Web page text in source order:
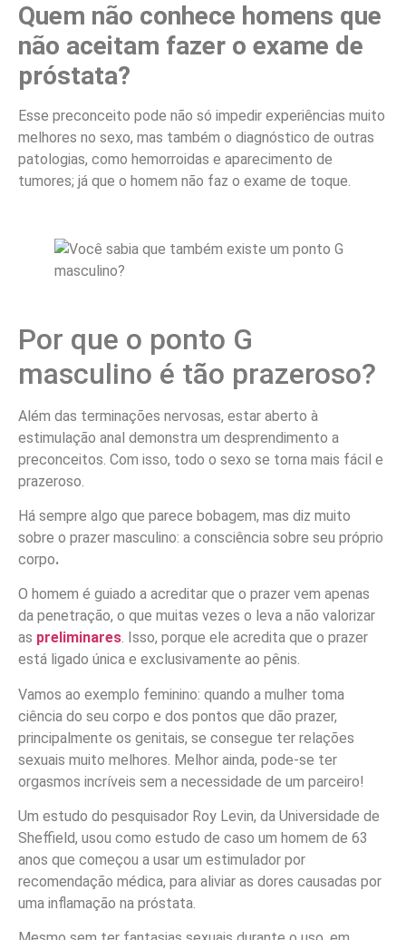
Quem não conhece homens que
não aceitam fazer o exame de
próstata?
Esse preconceito pode não só impedir experiências muito
melhores no sexo, mas também o diagnóstico de outras
patologias, como hemorroidas e aparecimento de
tumores; já que o homem não faz o exame de toque.
Por que o ponto G
masculino é tão prazeroso?
Além das terminações nervosas, estar aberto à
estimulação anal demonstra um desprendimento a
preconceitos. Com isso, todo o sexo se torna mais fácil e
prazeroso.
Há sempre algo que parece bobagem, mas diz muito
sobre o prazer masculino: a consciência sobre seu próprio
corpo.
O homem é guiado a acreditar que o prazer vem apenas
da penetração, o que muitas vezes o leva a não valorizar
as preliminares. Isso, porque ele acredita que o prazer
está ligado única e exclusivamente ao pênis.
Vamos ao exemplo feminino: quando a mulher toma
ciência do seu corpo e dos pontos que dão prazer,
principalmente os genitais, se consegue ter relações
sexuais muito melhores. Melhor ainda, pode-se ter
orgasmos incríveis sem a necessidade de um parceiro!
Um estudo do pesquisador Roy Levin, da Universidade de
Sheffield, usou como estudo de caso um homem de 63
anos que começou a usar um estimulador por
recomendação médica, para aliviar as dores causadas por
uma inflamação na próstata.